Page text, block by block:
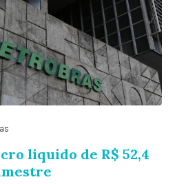
líquido de R$ 52,4